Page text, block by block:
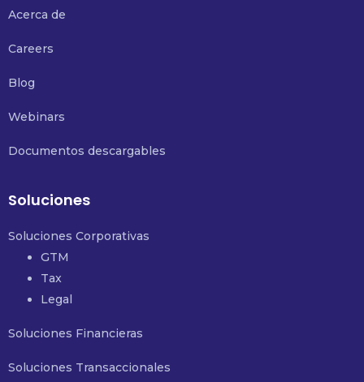
Acerca de
Careers
Blog
Webinars
Documentos descargables
Soluciones
Soluciones Corporativas
GTM
Tax
Legal
Soluciones Financieras
Soluciones Transaccionales